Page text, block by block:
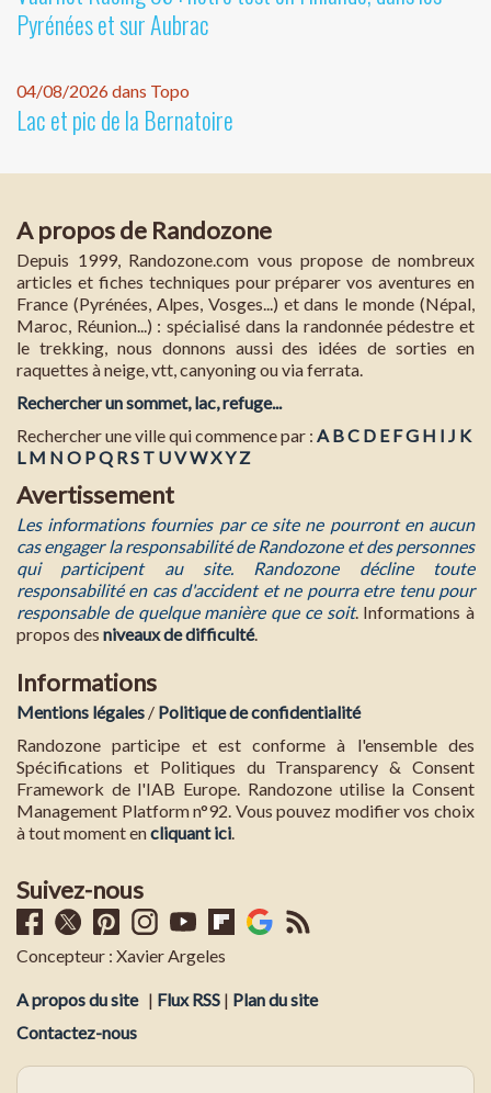
Pyrénées et sur Aubrac
04/08/2026 dans Topo
Lac et pic de la Bernatoire
A propos de Randozone
Depuis 1999, Randozone.com vous propose de nombreux
articles et fiches techniques pour préparer vos aventures en
France (Pyrénées, Alpes, Vosges...) et dans le monde (Népal,
Maroc, Réunion...) : spécialisé dans la randonnée pédestre et
le trekking, nous donnons aussi des idées de sorties en
raquettes à neige, vtt, canyoning ou via ferrata.
Rechercher un sommet, lac, refuge...
Rechercher une ville qui commence par : A BC D E FG H I J K
L M N O PQ RS T UVWXY Z
Avertissement
Les informations fournies par ce site ne pourront en aucun
cas engager la responsabilité de Randozone et des personnes
qui participent au site. Randozone décline toute
responsabilité en cas d'accident et ne pourra etre tenu pour
responsable de quelque manière que ce soit. Informations à
propos des niveaux de difficulté.
Informations
Mentions légales / Politique de confidentialité
Randozone participe et est conforme à l'ensemble des
Spécifications et Politiques du Transparency & Consent
Framework de l'IAB Europe. Randozone utilise la Consent
Management Platform n°92. Vous pouvez modifier vos choix
à tout moment encliquant ici.
Suivez-nous
Concepteur : Xavier Argeles
A propos du site | Flux RSS | Plan du site
Contactez-nous